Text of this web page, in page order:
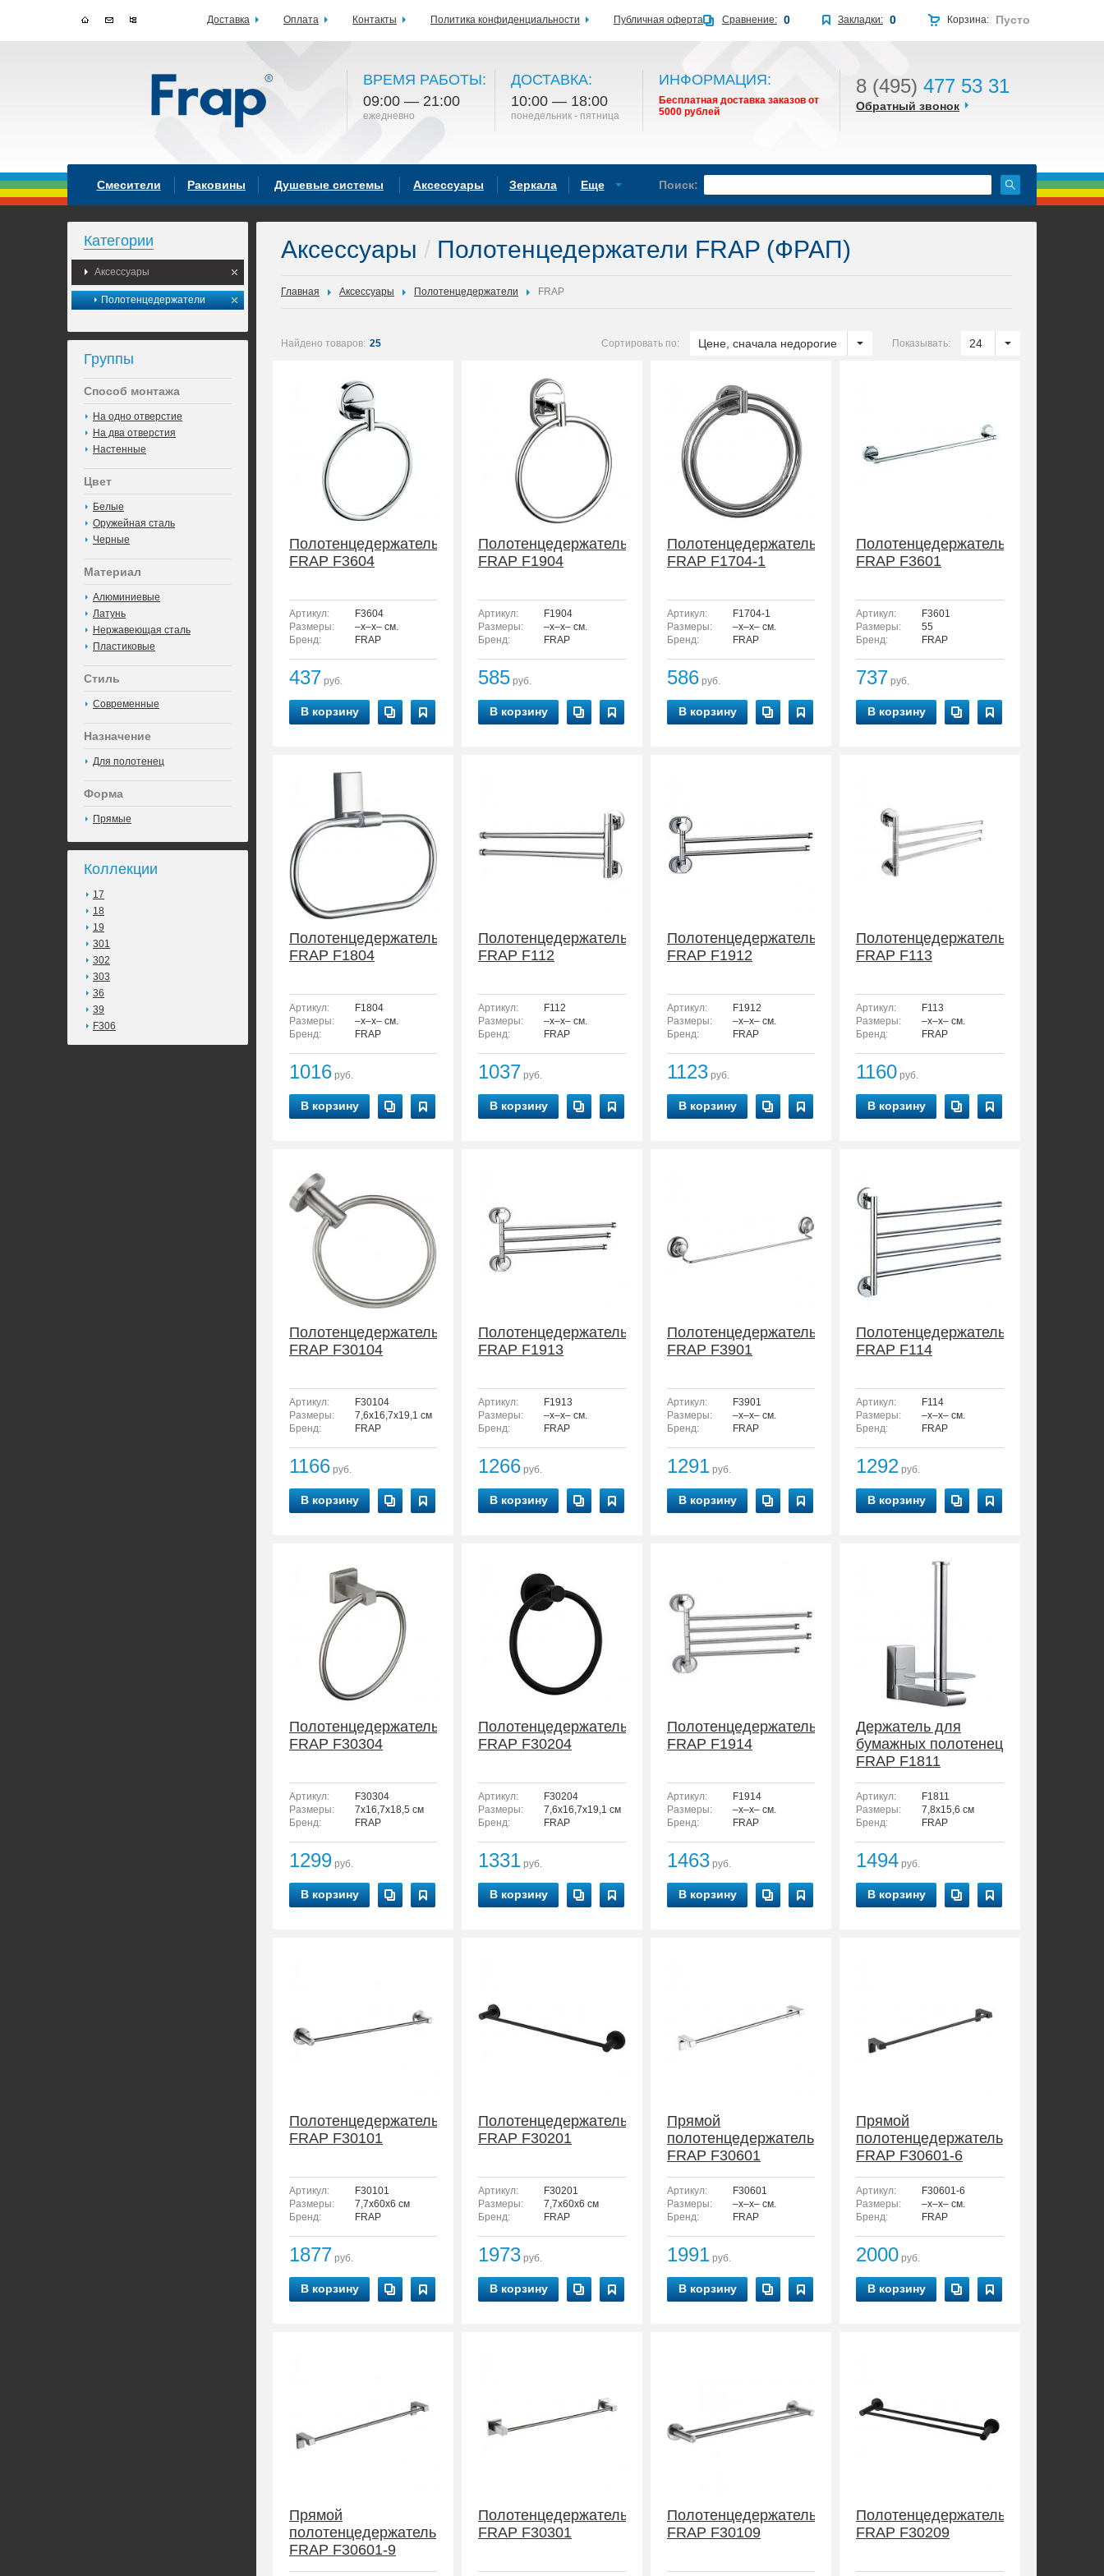
ВРЕМЯ РАБОТЫ:
09:00 — 21:00
ежедневно
ДОСТАВКА:
10:00 — 18:00
понедельник - пятница
ИНФОРМАЦИЯ:
Бесплатная доставка заказов от
5000 рублей
8 (495) 477 53 31
Обратный звонок
Смесители Раковины Душевые системы Аксессуары Зеркала Еще Поиск:
Категории
Аксессуары
Полотенцедержатели
Группы
Способ монтажа
На одно отверстие
На два отверстия
Настенные
Цвет
Белые
Оружейная сталь
Черные
Материал
Алюминиевые
Латунь
Нержавеющая сталь
Пластиковые
Стиль
Современные
Назначение
Для полотенец
Форма
Прямые
Коллекции
17
18
19
301
302
303
36
39
F306
Аксессуары / Полотенцедержатели FRAP (ФРАП)
Главная Аксессуары Полотенцедержатели FRAP
Найдено товаров: 25 Показывать: 24
Сортировать по: Цене, сначала недорогие
Полотенцедержатель
FRAP F3604
Артикул:
F3604
Размеры:
–x–x– см.
Бренд:
FRAP
437 руб.
В корзину
Полотенцедержатель
FRAP F1904
Артикул:
F1904
Размеры:
–x–x– см.
Бренд:
FRAP
585 руб.
В корзину
Полотенцедержатель
FRAP F1704-1
Артикул:
F1704-1
Размеры:
–x–x– см.
Бренд:
FRAP
586 руб.
В корзину
Полотенцедержатель
FRAP F3601
Артикул:
F3601
Размеры:
55
Бренд:
FRAP
737 руб.
В корзину
Полотенцедержатель
FRAP F1804
Артикул:
F1804
Размеры:
–x–x– см.
Бренд:
FRAP
1016 руб.
В корзину
Полотенцедержатель
FRAP F112
Артикул:
F112
Размеры:
–x–x– см.
Бренд:
FRAP
1037 руб.
В корзину
Полотенцедержатель
FRAP F1912
Артикул:
F1912
Размеры:
–x–x– см.
Бренд:
FRAP
1123 руб.
В корзину
Полотенцедержатель
FRAP F113
Артикул:
F113
Размеры:
–x–x– см.
Бренд:
FRAP
1160 руб.
В корзину
Полотенцедержатель
FRAP F30104
Артикул:
F30104
Размеры:
7,6x16,7x19,1 см
Бренд:
FRAP
1166 руб.
В корзину
Полотенцедержатель
FRAP F1913
Артикул:
F1913
Размеры:
–x–x– см.
Бренд:
FRAP
1266 руб.
В корзину
Полотенцедержатель
FRAP F3901
Артикул:
F3901
Размеры:
–x–x– см.
Бренд:
FRAP
1291 руб.
В корзину
Полотенцедержатель
FRAP F114
Артикул:
F114
Размеры:
–x–x– см.
Бренд:
FRAP
1292 руб.
В корзину
Полотенцедержатель
FRAP F30304
Артикул:
F30304
Размеры:
7x16,7x18,5 см
Бренд:
FRAP
1299 руб.
В корзину
Полотенцедержатель
FRAP F30204
Артикул:
F30204
Размеры:
7,6x16,7x19,1 см
Бренд:
FRAP
1331 руб.
В корзину
Полотенцедержатель
FRAP F1914
Артикул:
F1914
Размеры:
–x–x– см.
Бренд:
FRAP
1463 руб.
В корзину
Держатель для
бумажных полотенец
FRAP F1811
Артикул:
F1811
Размеры:
7,8x15,6 см
Бренд:
FRAP
1494 руб.
В корзину
Полотенцедержатель
FRAP F30101
Артикул:
F30101
Размеры:
7,7x60x6 см
Бренд:
FRAP
1877 руб.
В корзину
Полотенцедержатель
FRAP F30201
Артикул:
F30201
Размеры:
7,7x60x6 см
Бренд:
FRAP
1973 руб.
В корзину
Прямой
полотенцедержатель
FRAP F30601
Артикул:
F30601
Размеры:
–x–x– см.
Бренд:
FRAP
1991 руб.
В корзину
Прямой
полотенцедержатель
FRAP F30601-6
Артикул:
F30601-6
Размеры:
–x–x– см.
Бренд:
FRAP
2000 руб.
В корзину
Прямой
полотенцедержатель
FRAP F30601-9
Полотенцедержатель
FRAP F30301
Полотенцедержатель
FRAP F30109
Полотенцедержатель
FRAP F30209
Доставка Оплата Контакты Политика конфиденциальности Публичная оферта Корзина: Пусто
Закладки: 0
Сравнение: 0